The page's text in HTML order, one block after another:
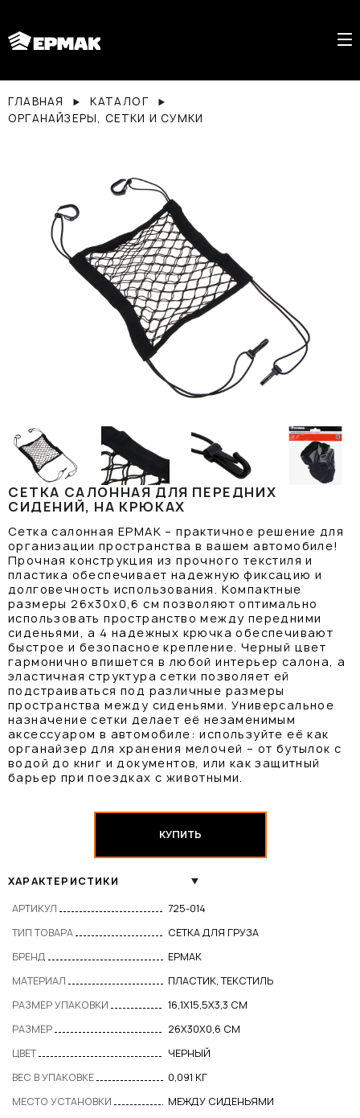
ГЛАВНАЯ
КАТАЛОГ
ОРГАНАЙЗЕРЫ, СЕТКИ И СУМКИ
СЕТКА САЛОННАЯ ДЛЯ ПЕРЕДНИХ
СИДЕНИЙ, НА КРЮКАХ
Сетка салонная ЕРМАК – практичное решение для
организации пространства в вашем автомобиле!
Прочная конструкция из прочного текстиля и
пластика обеспечивает надежную фиксацию и
долговечность использования. Компактные
размеры 26х30х0,6 см позволяют оптимально
использовать пространство между передними
сиденьями, а 4 надежных крючка обеспечивают
быстрое и безопасное крепление. Черный цвет
гармонично впишется в любой интерьер салона, а
эластичная структура сетки позволяет ей
подстраиваться под различные размеры
пространства между сиденьями. Универсальное
назначение сетки делает её незаменимым
аксессуаром в автомобиле: используйте её как
органайзер для хранения мелочей – от бутылок с
водой до книг и документов, или как защитный
барьер при поездках с животными.
КУПИТЬ
ХАРАКТЕРИСТИКИ
АРТИКУЛ
725-014
ТИП ТОВАРА
СЕТКА ДЛЯ ГРУЗА
БРЕНД
ЕРМАК
МАТЕРИАЛ
ПЛАСТИК, ТЕКСТИЛЬ
РАЗМЕР УПАКОВКИ
16,1Х15,5Х3,3 СМ
РАЗМЕР
26Х30Х0,6 СМ
ЦВЕТ
ЧЕРНЫЙ
ВЕС В УПАКОВКЕ
0,091 КГ
МЕСТО УСТАНОВКИ
МЕЖДУ СИДЕНЬЯМИ